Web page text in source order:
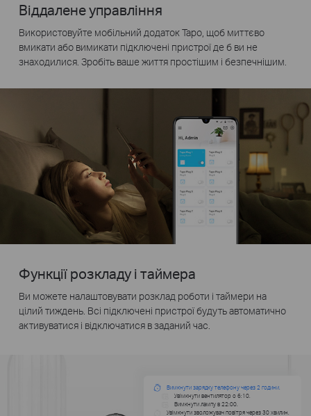
Віддалене управління
Використовуйте мобільний додаток Tapo, щоб миттєво
вмикати або вимикати підключені пристрої де б ви не
знаходилися. Зробіть ваше життя простішим і безпечнішим.
Функції розкладу і таймера
Ви можете налаштовувати розклад роботи і таймери на
цілий тиждень. Всі підключені пристрої будуть автоматично
активуватися і відключатися в заданий час.
Вимкнути зарядку телефону через 2 години.
Увімкнути вентилятор о 6:10.
Вимкнути лампу в 22:00.
Увімкнути зволожувач повітря через 30 хвилин.